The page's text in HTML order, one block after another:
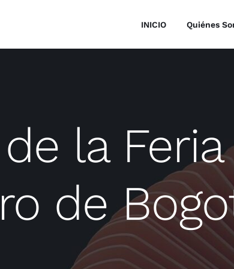
INICIO Quiénes
la
de